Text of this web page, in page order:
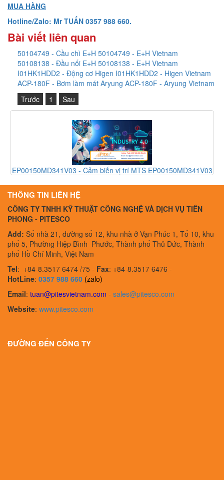
MUA HÀNG
Hotline/Zalo: Mr TUẤN 0357 988 660.
Bài viết liên quan
50104749 - Cầu chì E+H 50104749 - E+H Vietnam
50108138 - Đầu nối E+H 50108138 - E+H Vietnam
I01HK1HDD2 - Động cơ Higen I01HK1HDD2 - Higen Vietnam
ACP-180F - Bơm làm mát Aryung ACP-180F - Aryung Vietnam
Trước
1 Sau
EP00150MD341V03 - Cảm biến vị trí MTS EP00150MD341V03
THÔNG TIN LIÊN HỆ
CÔNG TY TNHH KỸ THUẬT CÔNG NGHỆ VÀ DỊCH VỤ TIÊN
PHONG - PITESCO
Add: Số nhà 21, đường số 12, khu nhà ở Vạn Phúc 1, Tổ 10, khu
phố 5, Phường Hiệp Bình Phước, Thành phố Thủ Đức, Thành
phố Hồ Chí Minh, Việt Nam
Tel: +84-8.3517 6474 /75 - Fax: +84-8.3517 6476 -
HotLine: 0357 988 660 (zalo)
Email: tuan@pitesvietnam.com - sales@pitesco.com
Website: www.pitesco.com
ĐƯỜNG ĐẾN CÔNG TY